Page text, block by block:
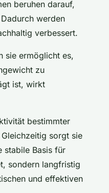
beruhen darauf,
werden
verbessert.
sie ermöglicht es,
zu
ist, wirkt
bestimmter
sorgt sie
stabile Basis für
sondern langfristig
und effektiven